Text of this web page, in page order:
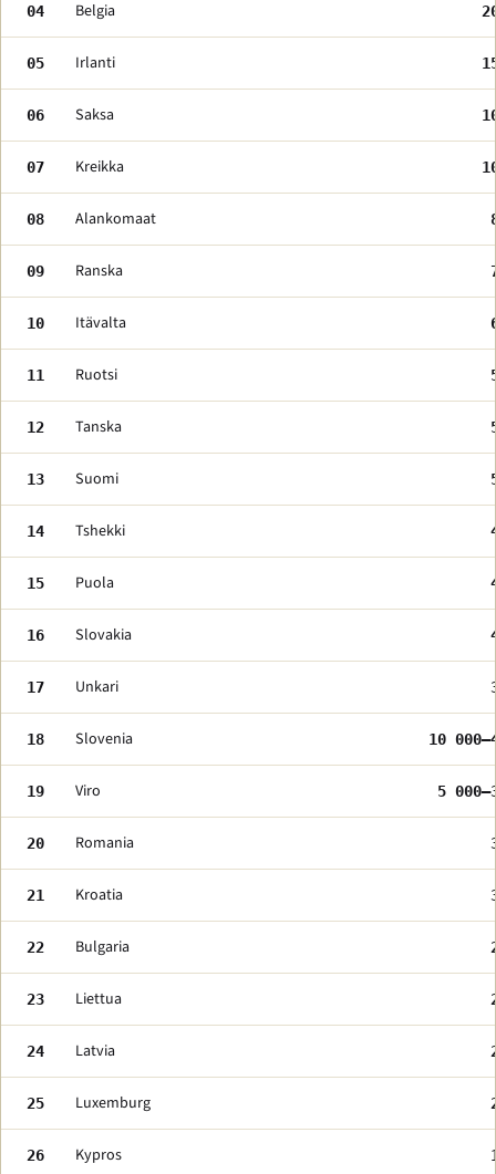
04 Belgia
05 Irlanti
06 Saksa
07 Kreikka
08 Alankomaat
09 Ranska
10 Itävalta
11 Ruotsi
12 Tanska
13 Suomi
14 Tshekki
15 Puola
16 Slovakia
17 Unkari
18 Slovenia 10
19 Viro 5
20 Romania
21 Kroatia
22 Bulgaria
23 Liettua
24 Latvia
25 Luxemburg
26 Kypros